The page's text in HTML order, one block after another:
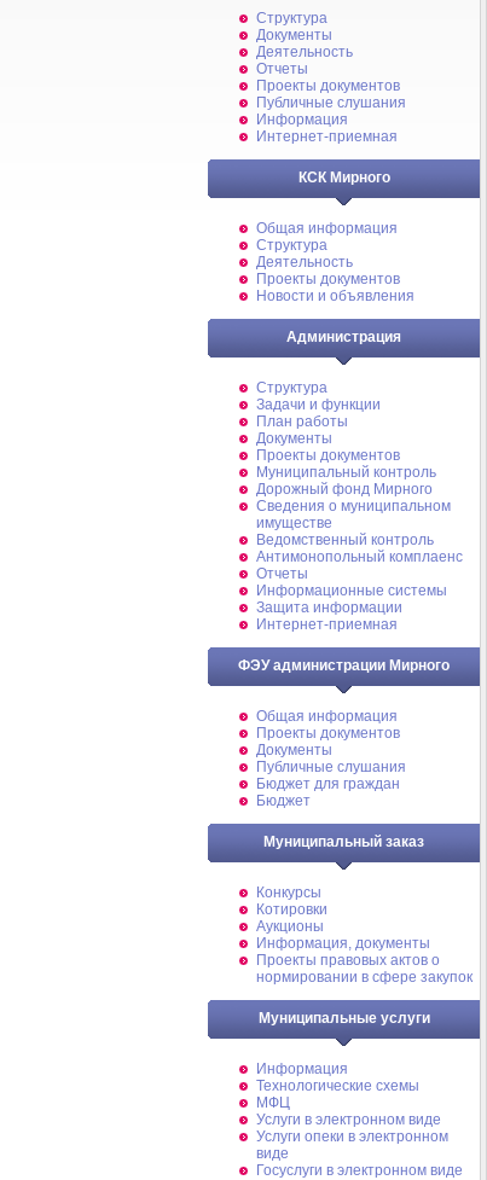
Структура
Документы
Деятельность
Отчеты
Проекты документов
Публичные слушания
Информация
Интернет-приемная
КСК Мирного
Общая информация
Структура
Деятельность
Проекты документов
Новости и объявления
Администрация
Структура
Задачи и функции
План работы
Документы
Проекты документов
Муниципальный контроль
Дорожный фонд Мирного
Cведения о муниципальном
имуществе
Ведомственный контроль
Антимонопольный комплаенс
Отчеты
Информационные системы
Защита информации
Интернет-приемная
ФЭУ администрации Мирного
Общая информация
Проекты документов
Документы
Публичные слушания
Бюджет для граждан
Бюджет
Муниципальный заказ
Конкурсы
Котировки
Аукционы
Информация, документы
Проекты правовых актов о
нормировании в сфере закупок
Муниципальные услуги
Информация
Технологические схемы
МФЦ
Услуги в электронном виде
Услуги опеки в электронном
виде
Госуслуги в электронном виде